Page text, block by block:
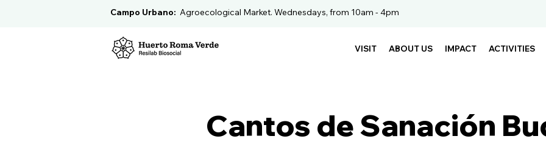
Campo Urbano: Agroecological Market. Wednesdays, from 10am - 4pm
VISIT ABOUT US IMPACT ACTIVITIES
Cantos de Sanación